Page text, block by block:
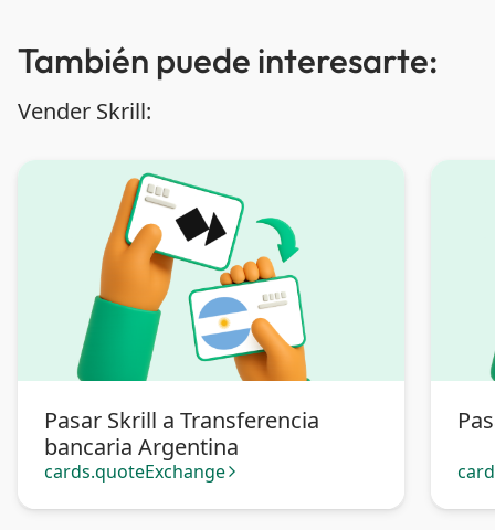
También puede interesarte:
Vender Skrill:
Pasar Skrill a Transferencia
bancaria Argentina
cards.quoteExchange arrow_forward_ios